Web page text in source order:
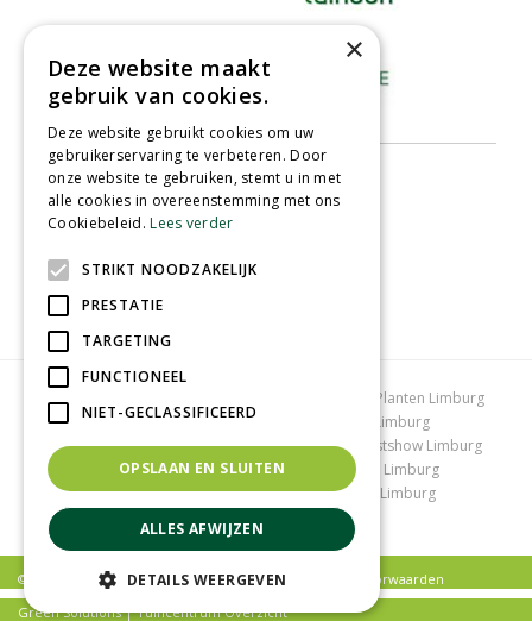
Tuincentrum Limburg
Planten Limburg
Bomen en struiken Limburg
Tuinplanten Limburg
Tuincentrum Vlodrop Gartencenter Vlodrop
Kerstshow Limburg
Kerstverlichting Lemax huisjes
Vijvervissen Limburg
Graszoden kopen Limburg Tuinmeubelen Limburg
Tuincentrum Roermond
© Tuincentrum Schmitz |Privacy policy|
Algemene voorwaarden
Green Solutions|Tuincentrum Overzicht
×
Deze website maakt
gebruik van cookies.
Deze website gebruikt cookies om uw
gebruikerservaring te verbeteren. Door
onze website te gebruiken, stemt u in met
alle cookies in overeenstemming met ons
Cookiebeleid.Lees verder
STRIKT NOODZAKELIJK
PRESTATIE
TARGETING
FUNCTIONEEL
NIET-GECLASSIFICEERD
OPSLAAN EN SLUITEN
ALLES AFWIJZEN
DETAILS WEERGEVEN